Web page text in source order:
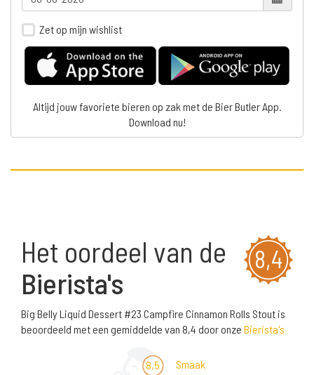
Zet op mijn wishlist
Altijd jouw favoriete bieren op zak met de Bier Butler App.
Download nu!
8,4
Het oordeel van de
Bierista's
Big Belly Liquid Dessert #23 Campfire Cinnamon Rolls Stout is
beoordeeld met een gemiddelde van 8,4 door onze Bierista's
8,5 Smaak